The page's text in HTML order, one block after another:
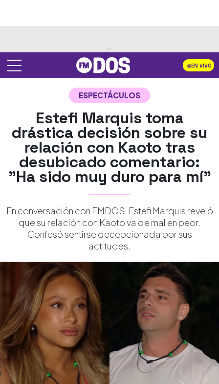
EN VIVO
ESPECTÁCULOS
Estefi Marquis toma
drástica decisión sobre su
relación con Kaoto tras
desubicado comentario:
"Ha sido muy duro para mí"
En conversación con FMDOS, Estefi Marquis reveló
que su relación con Kaoto va de mal en peor.
Confesó sentirse decepcionada por sus
actitudes.